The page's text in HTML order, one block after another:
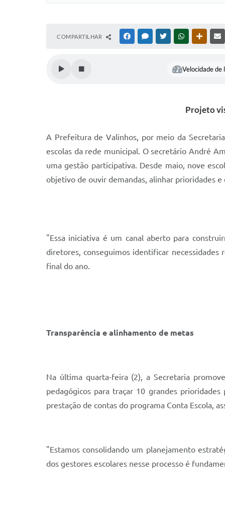
COMPARTILHAR FACEBOOKMESSENGER
TWITTERWHATSAPP
Velocidade de
Projeto
A Prefeitura de Valinhos, por meio da
escolas da rede municipal. O secretário André
uma gestão participativa. Desde maio, nove
objetivo de ouvir demandas, alinhar prioridades
"Essa iniciativa é um canal aberto para
diretores, conseguimos identificar
final do ano.
Transparência e alinhamento de metas
Na última quarta-feira (2), a Secretaria
pedagógicos para traçar 10 grandes
prestação de contas do programa Conta Escola,
"Estamos consolidando um planejamento
dos gestores escolares nesse processo é